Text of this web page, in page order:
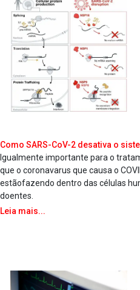
Como SARS-CoV-2 desativa o
Igualmente importante para o
que o coronava­rus que causa o
estãofazendo dentro das células
doentes.
Leia mais...